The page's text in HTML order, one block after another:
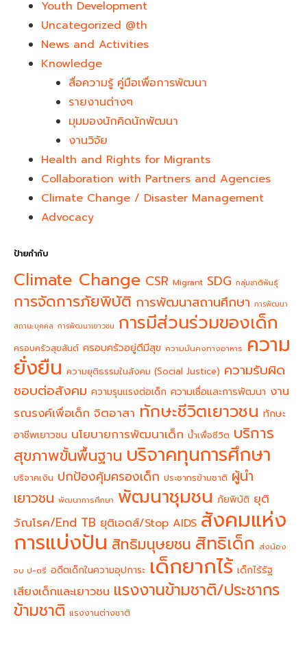
Youth Development​
Uncategorized @th
News and Activities
Knowledge
สื่อความรู้ คู่มือเพื่อการพัฒนา
รายงานต่างๆ
มุมมองนักคิดนักพัฒนา
งานวิจัย
Health and Rights for Migrants
Collaboration with Partners and Agencies
Climate Change / Disaster Management
Advocacy
ป้ายกำกับ
Climate Change CSR Migrant SDG กลุ่มชาติพันธุ์
การจัดการภัยพิบัติ การพัฒนาสถานศึกษา การพัฒนา
สถานะบุคคล การพัฒนาเยาวชน การมีส่วนร่วมของเด็ก
ครอบครัวสุขสันต์ ครอบครัวอยู่ดีมีสุข ความมั่นคงทางอาหาร ความ
ยั่งยืน ความยุติธรรมในสังคม (Social Justice) ความรับผิด
ชอบต่อสังคม ความรุนแรงต่อเด็ก ความเชื่อและการพัฒนา งาน
รณรงค์เพื่อเด็ก จิตอาสา ทักษะชีวิตเยาวชน ทักษะ
อาชีพเยาวชน นโยบายการพัฒนาเด็ก น้ำเพื่อชีวิต บริการ
สุขภาพขั้นพื้นฐาน บริจาคทุนการศึกษา
บริจาคเงิน ปกป้องคุ้มครองเด็ก ประชากรข้ามชาติ ผู้นำ
เยาวชน พัฒนาการศึกษา พัฒนาชุมชน ภัยพิบัติ ยุติ
วัณโรค/End TB ยุติเอดส์/Stop AIDS สังคมแห่ง
การแบ่งปัน สิทธิมนุษยชน สิทธิเด็ก ส่งน้อง
จบ ป-ตรี อดีตเด็กในความอุปการะ เด็กยากไร้ เด็กไร้รัฐ
เสียงเด็กและเยาวชน แรงงานข้ามชาติ/ประชากร
ข้ามชาติ แรงงานต่างชาติ